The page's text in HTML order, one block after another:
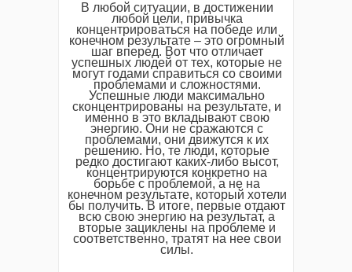
В любой ситуации, в достижении
любой цели, привычка
концентрироваться на победе или
конечном результате – это огромный
шаг вперед. Вот что отличает
успешных людей от тех, которые не
могут годами справиться со своими
проблемами и сложностями.
Успешные люди максимально
сконцентрированы на результате, и
именно в это вкладывают свою
энергию. Они не сражаются с
проблемами, они движутся к их
решению. Но, те люди, которые
редко достигают каких-либо высот,
концентрируются конкретно на
борьбе с проблемой, а не на
конечном результате, который хотели
бы получить. В итоге, первые отдают
всю свою энергию на результат, а
вторые зациклены на проблеме и
соответственно, тратят на нее свои
силы.